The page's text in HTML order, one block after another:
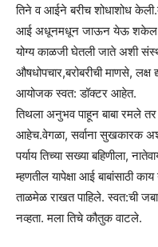
तिने व आईने बरीच शोधाशोध
आई अधूनमधून जाऊन येऊ शकेल
योग्य काळजी घेतली जाते अशी
औषधोपचार,बरोबरीची माणसे,
आयोजक स्वत: डॉक्टर आहेत.
तिथला अनुभव पाहून बाबा रमले तर
आहेच.वेगळा, सर्वाना सुखकारक अशा
पर्याय तिच्या सख्या बहिणीला,
म्हणतील यापेक्षा आई बाबांसाठी
ताळमेळ राखत पाहिले. स्वत:ची
नव्हता. मला तिचे कौतुक वाटले.